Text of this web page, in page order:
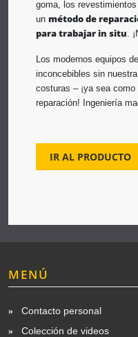
goma, los
un método de
para trabajar in situ .
Los modernos equipos
inconcebibles sin
costuras – ¡ya sea
reparación! Ingeniería
IR AL PRODUCTO
MENÚ
Contacto personal
Colección de videos